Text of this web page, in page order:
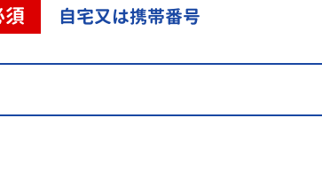
須 自宅又は携帯番号